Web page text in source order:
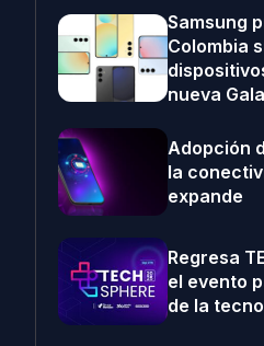
Samsung
Colombia
nueva
Adopción
la
expande
Regresa
el evento
de la